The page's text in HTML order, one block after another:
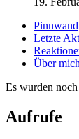
Pinnwand
Letzte
Über mich
Es wurden
Aufrufe